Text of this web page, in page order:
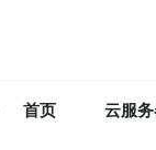
首页 云服